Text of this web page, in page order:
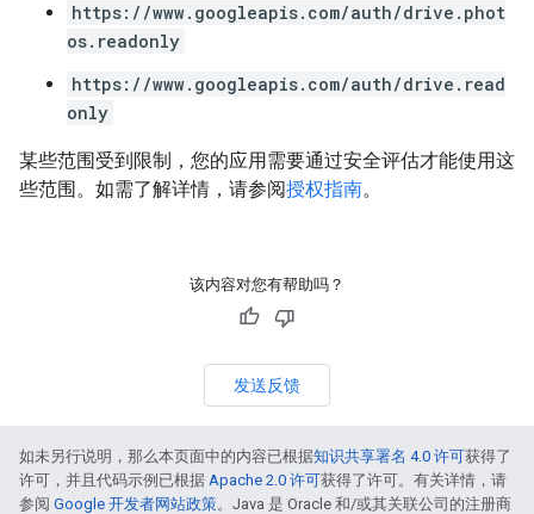
https://www.googleapis.com/auth/drive.phot
os.readonly
https://www.googleapis.com/auth/drive.read
only
某些范围受到限制，您的应用需要通过安全评估才能使用这
些范围。如需了解详情，请参阅授权指南。
该内容对您有帮助吗？
发送反馈
如未另行说明，那么本页面中的内容已根据知识共享署名 4.0 许可获得了
许可，并且代码示例已根据 Apache 2.0 许可获得了许可。有关详情，请
参阅 Google 开发者网站政策。Java 是 Oracle 和/或其关联公司的注册商